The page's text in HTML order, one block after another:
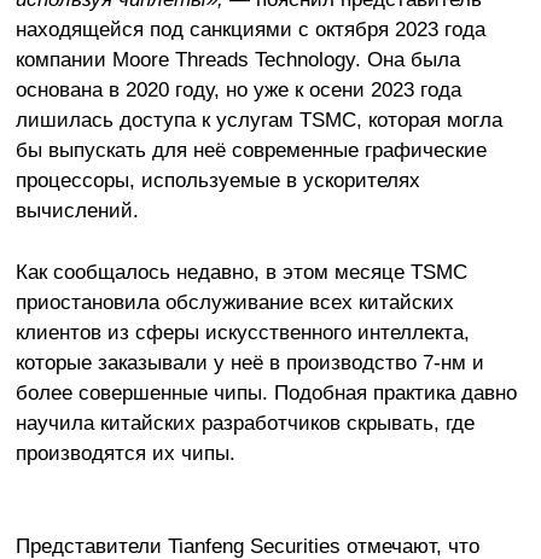
находящейся под санкциями с октября 2023 года
компании Moore Threads Technology. Она была
основана в 2020 году, но уже к осени 2023 года
лишилась доступа к услугам TSMC, которая могла
бы выпускать для неё современные графические
процессоры, используемые в ускорителях
вычислений.
Как сообщалось недавно, в этом месяце TSMC
приостановила обслуживание всех китайских
клиентов из сферы искусственного интеллекта,
которые заказывали у неё в производство 7-нм и
более совершенные чипы. Подобная практика давно
научила китайских разработчиков скрывать, где
производятся их чипы.
Представители Tianfeng Securities отмечают, что